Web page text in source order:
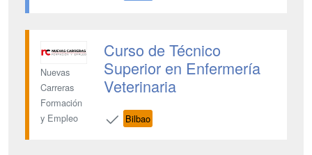
Nuevas
Carreras
Formación
y Empleo
Curso de Técnico
Superior en Enfermería
Veterinaria
Bilbao